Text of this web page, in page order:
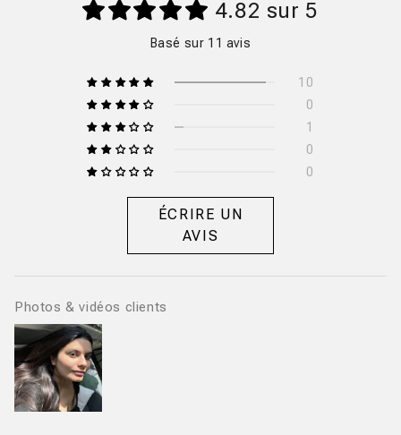
4.82 sur 5
Basé sur 11 avis
10
0
1
0
0
ÉCRIRE UN
AVIS
Photos & vidéos clients